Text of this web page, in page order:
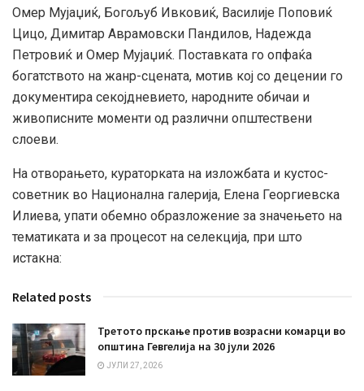
Омер Мујаџиќ, Богољуб Ивковиќ, Василије Поповиќ
Цицо, Димитар Аврамовски Пандилов, Надежда
Петровиќ и Омер Мујаџиќ. Поставката го опфаќа
богатството на жанр-сцената, мотив кој со децении го
документира секојдневието, народните обичаи и
живописните моменти од различни општествени
слоеви.
На отворањето, кураторката на изложбата и кустос-
советник во Национална галерија, Елена Георгиевска
Илиева, упати обемно образложение за значењето на
тематиката и за процесот на селекција, при што
истакна:
Related posts
Третото прскање против возрасни комарци во
општина Гевгелија на 30 јули 2026
ЈУЛИ 27, 2026